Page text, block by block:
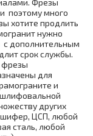
Фрезы
поэтому много
хотите продлить
нужно
с дополнительным
срок службы.
фрезы
для
и
других
шифер, ЦСП, любой
сталь, любой